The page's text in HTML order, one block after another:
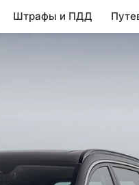
Штрафы и ПДД